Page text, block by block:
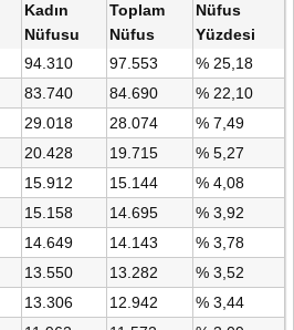
Kadın
Nüfusu
Toplam
Nüfus
Nüfus
Yüzdesi
94.310 97.553
% 25,18
83.740 84.690
% 22,10
29.018 28.074
% 7,49
20.428 19.715
% 5,27
15.912 15.144
% 4,08
15.158 14.695
% 3,92
14.649 14.143
% 3,78
13.550 13.282
% 3,52
13.306 12.942
% 3,44